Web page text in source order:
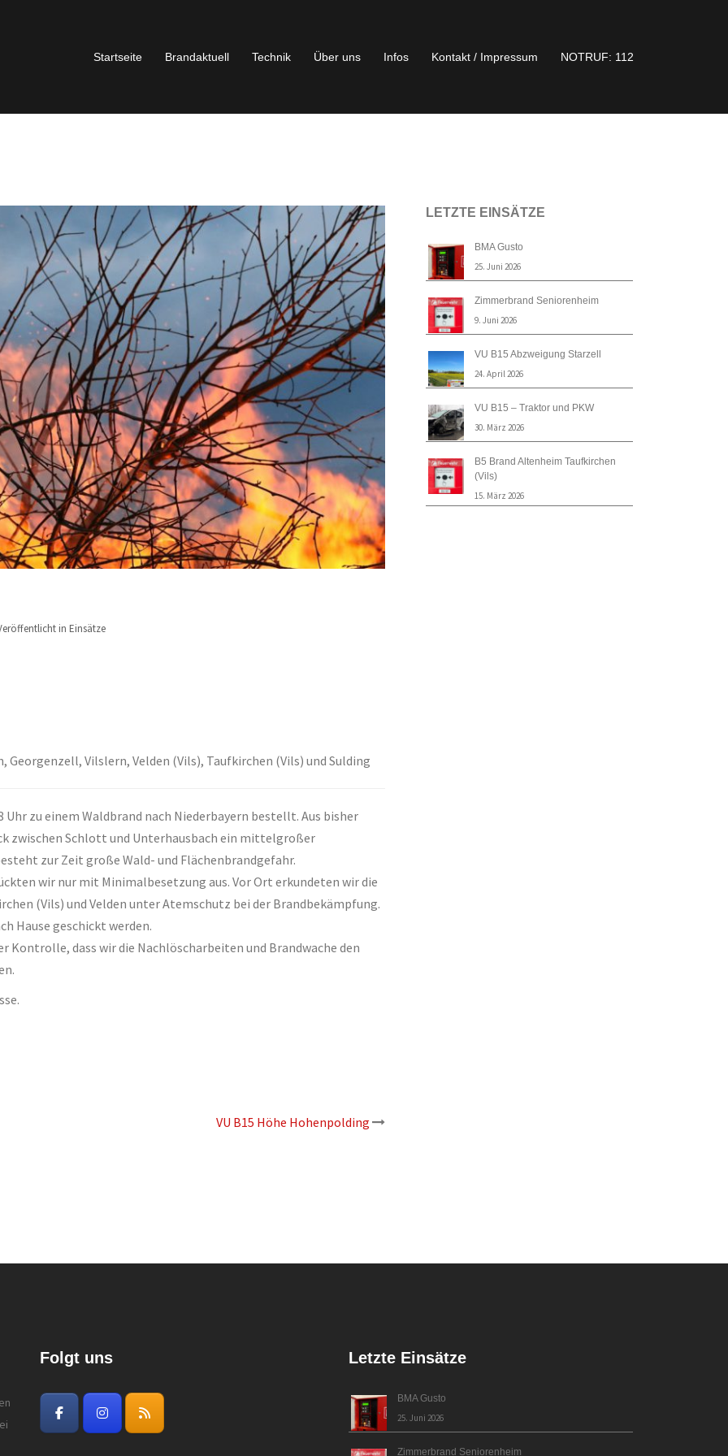
Startseite Brandaktuell Technik Über uns Infos Kontakt / Impressum NOTRUF: 112
in Einsätze
Georgenzell, Vilslern, Velden (Vils), Taufkirchen (Vils) und Sulding
Uhr zu einem Waldbrand nach Niederbayern bestellt. Aus bisher
zwischen Schlott und Unterhausbach ein mittelgroßer
zur Zeit große Wald- und Flächenbrandgefahr.
wir nur mit Minimalbesetzung aus. Vor Ort erkundeten wir die
(Vils) und Velden unter Atemschutz bei der Brandbekämpfung.
Hause geschickt werden.
Kontrolle, dass wir die Nachlöscharbeiten und Brandwache den
VU B15 Höhe Hohenpolding
LETZTE EINSÄTZE
BMA Gusto
25. Juni 2026
Zimmerbrand Seniorenheim
9. Juni 2026
VU B15 Abzweigung Starzell
24. April 2026
VU B15 – Traktor und PKW
30. März 2026
B5 Brand Altenheim Taufkirchen
(Vils)
15. März 2026
Folgt uns Letzte Einsätze
BMA Gusto
25. Juni 2026
Zimmerbrand Seniorenheim